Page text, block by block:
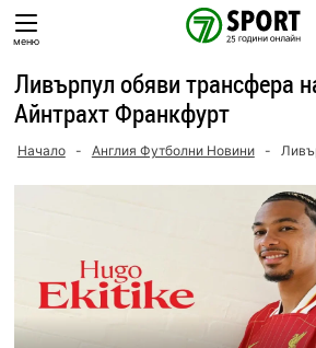
Skip
toменю
Ливърпул обяви трансфера
Айнтрахт Франкфурт
Начало - Англия Футболни Новини -